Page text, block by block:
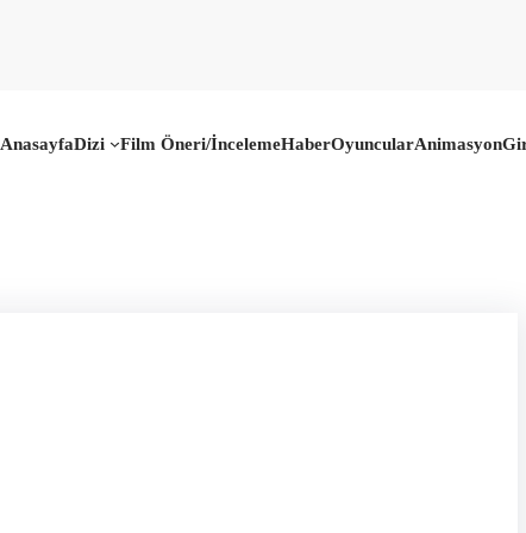
AnasayfaDizi Film Öneri/İncelemeHaberOyuncularAnimasyon